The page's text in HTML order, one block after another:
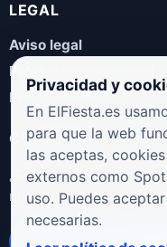
LEGAL
Aviso legal
Política de privacidad
Política de cookies
COLABORA
¿Eres artista, manager,
novedades, galas,
Privacidad y
En ElFiesta.es
para que la web
las aceptas,
externos como
uso. Puedes
necesarias.